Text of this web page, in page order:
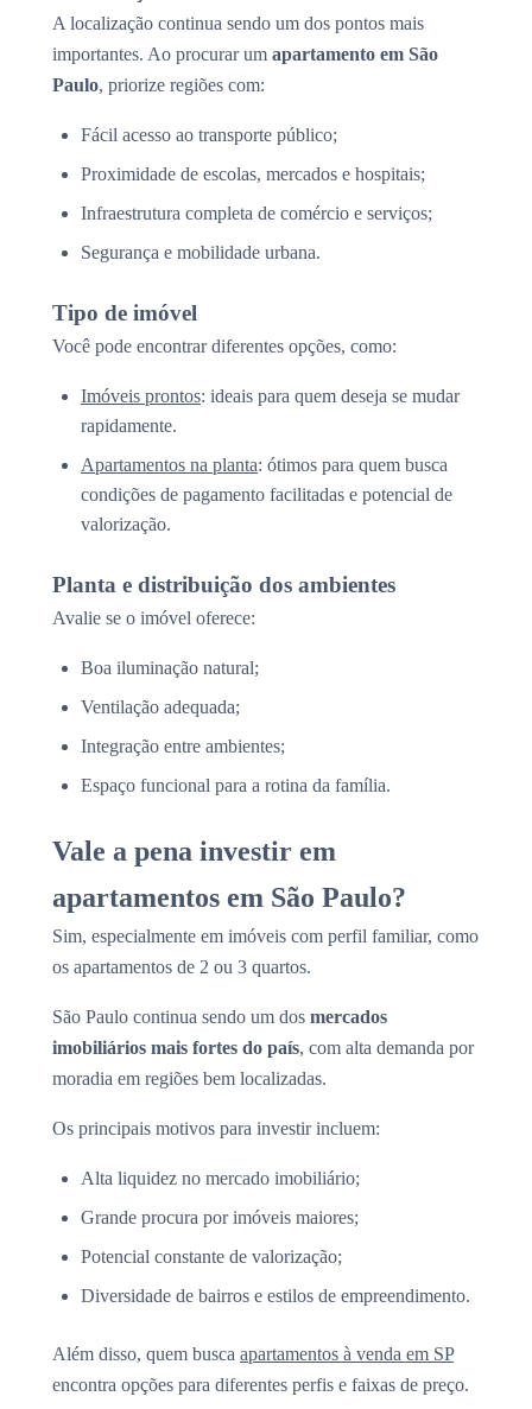
A localização continua sendo um dos pontos mais
importantes. Ao procurar um apartamento em São
Paulo, priorize regiões com:
Fácil acesso ao transporte público;
Proximidade de escolas, mercados e hospitais;
Infraestrutura completa de comércio e serviços;
Segurança e mobilidade urbana.
Tipo de imóvel
Você pode encontrar diferentes opções, como:
Imóveis prontos: ideais para quem deseja se mudar
rapidamente.
Apartamentos na planta: ótimos para quem busca
condições de pagamento facilitadas e potencial de
valorização.
Planta e distribuição dos ambientes
Avalie se o imóvel oferece:
Boa iluminação natural;
Ventilação adequada;
Integração entre ambientes;
Espaço funcional para a rotina da família.
Vale a pena investir em
apartamentos em São Paulo?
Sim, especialmente em imóveis com perfil familiar, como
os apartamentos de 2 ou 3 quartos.
São Paulo continua sendo um dos mercados
imobiliários mais fortes do país, com alta demanda por
moradia em regiões bem localizadas.
Os principais motivos para investir incluem:
Alta liquidez no mercado imobiliário;
Grande procura por imóveis maiores;
Potencial constante de valorização;
Diversidade de bairros e estilos de empreendimento.
Além disso, quem busca apartamentos à venda em SP
encontra opções para diferentes perfis e faixas de preço.